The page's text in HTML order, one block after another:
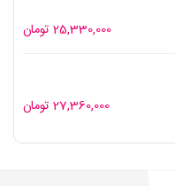
25,330,000 تومان
27,360,000 تومان